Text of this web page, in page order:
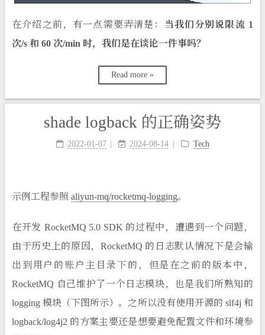
在介绍之前，有一点需要弄清楚： 当我们分别说限流 1
次/s 和 60 次/min 时，我们是在谈论一件事吗？
Read more »
shade logback 的正确姿势
2022-01-07 2024-08-14 Tech
示例工程参照 aliyun-mq/rocketmq-logging。
在开发 RocketMQ 5.0 SDK 的过程中，遭遇到一个问题，
由于历史上的原因，RocketMQ 的日志默认情况下是会输
出到用户的账户主目录下的，但是在之前的版本中，
RocketMQ 自己维护了一个日志模块，也是我们所熟知的
logging 模块（下图所示）。之所以没有使用开源的 slf4j 和
logback/log4j2 的方案主要还是想要避免配置文件和环境参